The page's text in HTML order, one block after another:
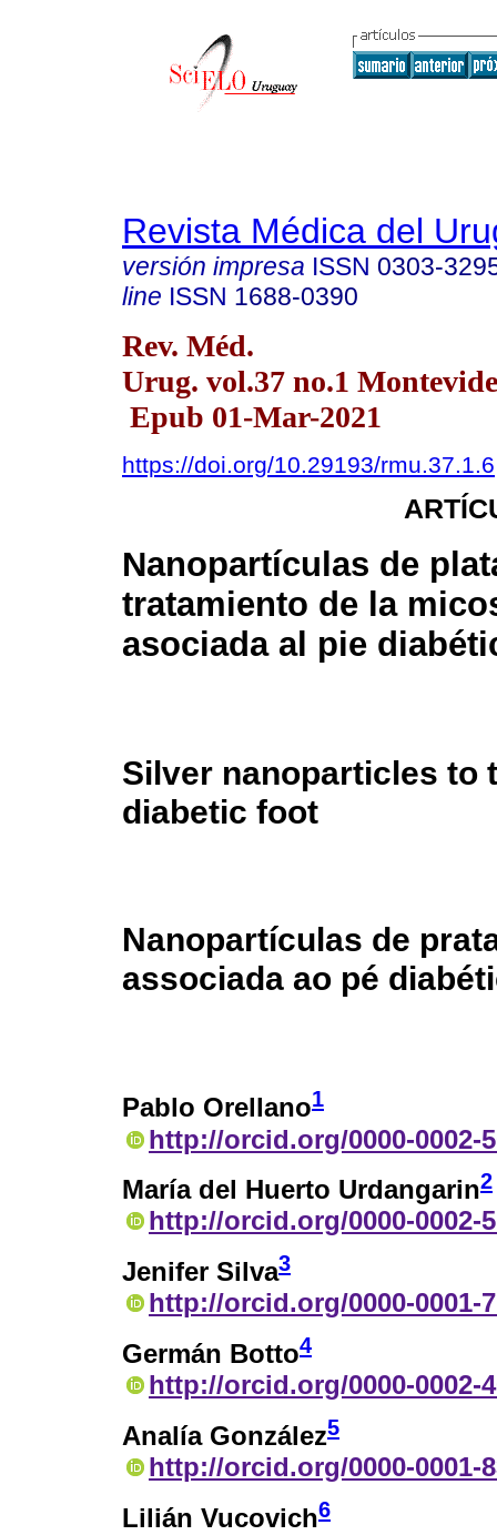
Revista Médica del
versión impresa ISSN 0303-
line ISSN 1688-0390
Rev. Méd.
Urug. vol.37 no.1
Epub 01-Mar-2021
https://doi.org/10.29193/rmu.37.1.6
Nanopartículas de
tratamiento de la
asociada al pie
Silver nanoparticles to
diabetic foot
Nanopartículas de
associada ao pé
Pablo Orellano1
http://orcid.org/0000-0002-
María del Huerto Urdangarin2
http://orcid.org/0000-0002-
Jenifer Silva3
http://orcid.org/0000-0001-
Germán Botto4
http://orcid.org/0000-0002-
Analía González5
http://orcid.org/0000-0001-
Lilián Vucovich6